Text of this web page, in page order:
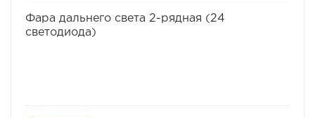
Фара дальнего света 2-рядная (24
светодиода)